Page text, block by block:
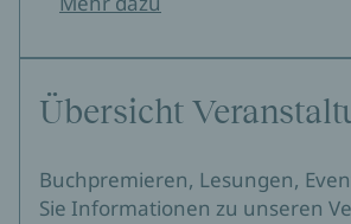
Übersicht
Buchpremieren, Lesungen,
Sie Informationen zu unseren